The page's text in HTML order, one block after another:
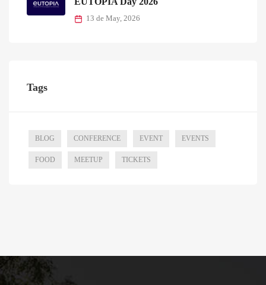
13 de May, 2026
Tags
BLOG CONFERENCE EVENT EVENTS
FOOD MEETUP TICKETS